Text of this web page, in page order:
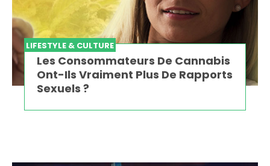
LIFESTYLE & CULTURE
Les Consommateurs De Cannabis
Ont-Ils Vraiment Plus De Rapports
Sexuels ?